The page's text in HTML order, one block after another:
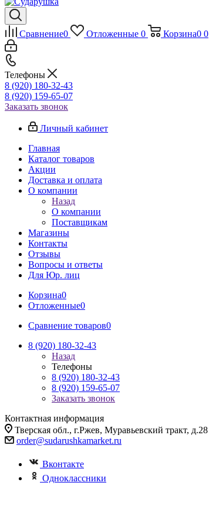
Сравнение0 Отложенные 0 Корзина0 0
Телефоны
8 (920) 180-32-43
8 (920) 159-65-07
Заказать звонок
Личный кабинет
Главная
Каталог товаров
Акции
Доставка и оплата
О компании
Назад
О компании
Поставщикам
Магазины
Контакты
Отзывы
Вопросы и ответы
Для Юр. лиц
Корзина0
Отложенные0
Сравнение товаров0
8 (920) 180-32-43
Назад
Телефоны
8 (920) 180-32-43
8 (920) 159-65-07
Заказать звонок
Контактная информация
Тверская обл., г.Ржев, Муравьевский тракт, д.28
order@sudarushkamarket.ru
Вконтакте
Одноклассники